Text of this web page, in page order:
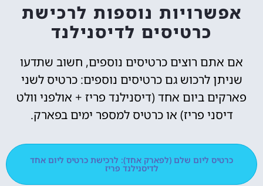
אפשרויות נוספות לרכישת
כרטיסים לדיסנילנד
אם אתם רוצים כרטיסים נוספים, חשוב שתדעו
שניתן לרכוש גם כרטיסים נוספים: כרטיס לשני
פארקים ביום אחד (דיסנילנד פריז + אולפני וולט
דיסני פריז) או כרטיס למספר ימים בפארק.
כרטיס ליום שלם (לפארק אחד): לרכישת כרטיס ליום אחד
לדיסנילנד פריז